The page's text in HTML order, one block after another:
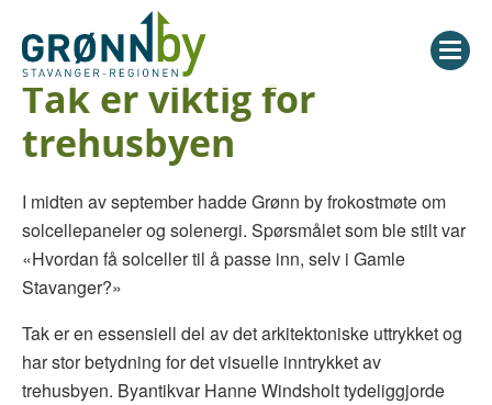
Tak er viktig for
trehusbyen
I midten av september hadde Grønn by frokostmøte om
solcellepaneler og solenergi. Spørsmålet som ble stilt var
«Hvordan få solceller til å passe inn, selv i Gamle
Stavanger?»
Tak er en essensiell del av det arkitektoniske uttrykket og
har stor betydning for det visuelle inntrykket av
trehusbyen. Byantikvar Hanne Windsholt tydeliggjorde